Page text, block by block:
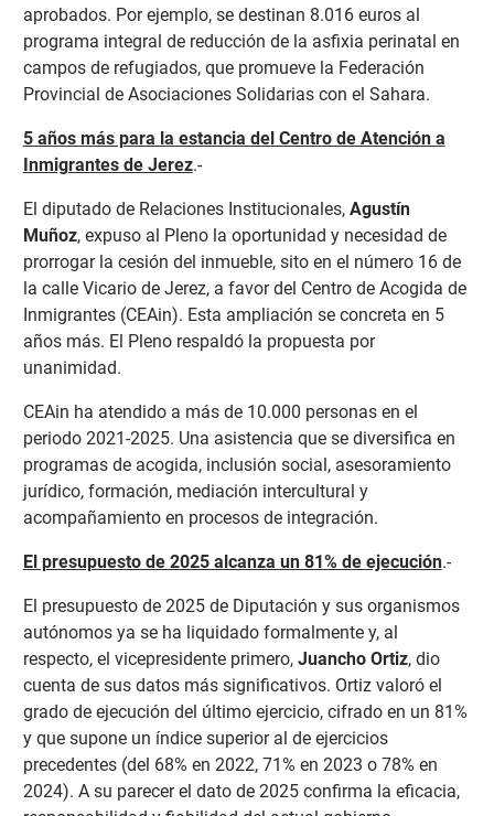
aprobados. Por ejemplo, se destinan 8.016 euros al
programa integral de reducción de la asfixia perinatal en
campos de refugiados, que promueve la Federación
Provincial de Asociaciones Solidarias con el Sahara.
5 años más para la estancia del Centro de Atención a
Inmigrantes de Jerez.-
El diputado de Relaciones Institucionales, Agustín
Muñoz, expuso al Pleno la oportunidad y necesidad de
prorrogar la cesión del inmueble, sito en el número 16 de
la calle Vicario de Jerez, a favor del Centro de Acogida de
Inmigrantes (CEAin). Esta ampliación se concreta en 5
años más. El Pleno respaldó la propuesta por
unanimidad.
CEAin ha atendido a más de 10.000 personas en el
periodo 2021-2025. Una asistencia que se diversifica en
programas de acogida, inclusión social, asesoramiento
jurídico, formación, mediación intercultural y
acompañamiento en procesos de integración.
El presupuesto de 2025 alcanza un 81% de ejecución.-
El presupuesto de 2025 de Diputación y sus organismos
autónomos ya se ha liquidado formalmente y, al
respecto, el vicepresidente primero, Juancho Ortiz, dio
cuenta de sus datos más significativos. Ortiz valoró el
grado de ejecución del último ejercicio, cifrado en un 81%
y que supone un índice superior al de ejercicios
precedentes (del 68% en 2022, 71% en 2023 o 78% en
2024). A su parecer el dato de 2025 confirma la eficacia,